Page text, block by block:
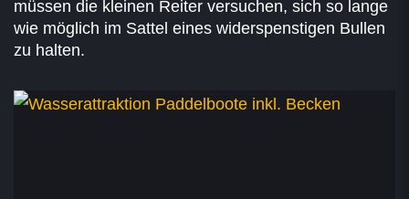
müssen die kleinen Reiter versuchen, sich so lange
wie möglich im Sattel eines widerspenstigen Bullen
zu halten.